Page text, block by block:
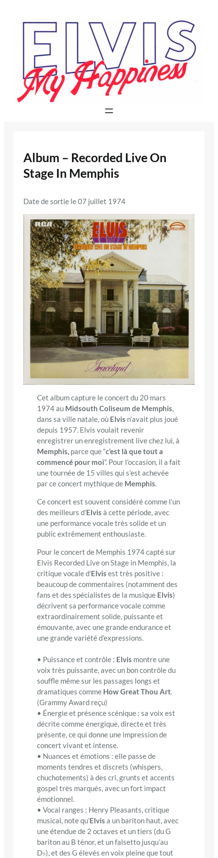
Album – Recorded Live On
Stage In Memphis
Date de sortie le 07 juillet 1974
Cet album capture le concert du 20 mars
1974 au Midsouth Coliseum de Memphis,
dans sa ville natale, où Elvis n’avait plus joué
depuis 1957. Elvis voulait revenir
enregistrer un enregistrement live chez lui, à
Memphis, parce que “c’est là que tout a
commencé pour moi”. Pour l’occasion, il a fait
une tournée de 15 villes qui s’est achevée
par ce concert mythique de Memphis.
Ce concert est souvent considéré comme l’un
des meilleurs d’Elvis à cette période, avec
une performance vocale très solide et un
public extrêmement enthousiaste.
Pour le concert de Memphis 1974 capté sur
Elvis Recorded Live on Stage in Memphis, la
critique vocale d’Elvisest très positive :
beaucoup de commentaires (notamment des
fans et des spécialistes de la musique Elvis)
décrivent sa performance vocale comme
extraordinairement solide, puissante et
émouvante, avec une grande endurance et
une grande variété d’expressions.
• Puissance et contrôle : Elvis montre une
voix très puissante, avec un bon contrôle du
souffle même sur les passages longs et
dramatiques comme How Great Thou Art.
(Grammy Award reçu)
• Énergie et présence scénique : sa voix est
décrite comme énergique, directe et très
présente, ce qui donne une impression de
concert vivant et intense.
• Nuances et émotions : elle passe de
moments tendres et discrets (whispers,
chuchotements) à des cri, grunts et accents
gospel très marqués, avec un fort impact
émotionnel.
• Vocal ranges : Henry Pleasants, critique
musical, note qu’Elvis a un bariton haut, avec
une étendue de 2 octaves et un tiers (du G
bariton au B ténor, et un falsetto jusqu’au
D♭), et des G élevés en voix pleine que tout